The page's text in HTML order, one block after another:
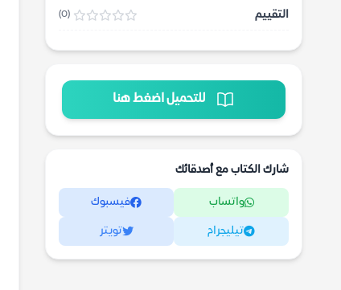
التقييم
(0)
للتحميل اضغط هنا
شارك الكتاب مع أصدقائك
واتساب فيسبوك
تيليجرام تويتر